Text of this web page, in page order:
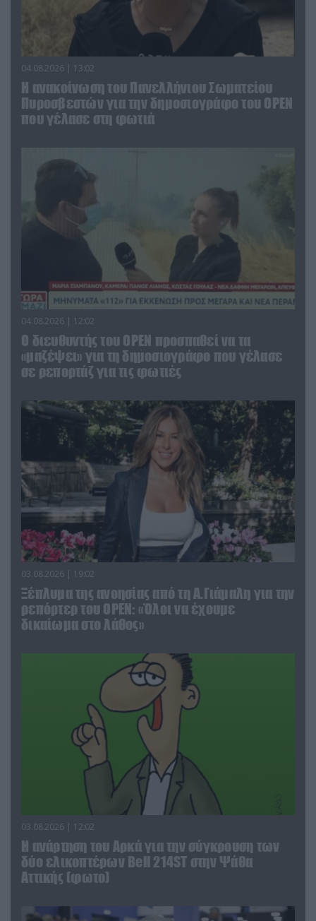
04.08.2026 | 13:02
Η ανακοίνωση του Πανελλήνιου Σωματείου
Πυροσβεστών για την δημοσιογράφο του OPEN
που γέλασε στη φωτιά
04.08.2026 | 12:02
O διευθυντής του OPEN προσπαθεί να τα
«μαζέψει» για τη δημοσιογράφο που γέλασε
σε ρεπορτάζ για τις φωτιές
03.08.2026 | 19:02
Ξέπλυμα της ανοησίας από τη Α.Γιάμαλη για την
ρεπόρτερ του ΟΡΕΝ: «Όλοι να έχουμε
δικαίωμα στο λάθος»
03.08.2026 | 12:02
Η ανάρτηση του Αρκά για την σύγκρουση των
δύο ελικοπτέρων Bell 214ST στην Ψάθα
Αττικής (φωτο)